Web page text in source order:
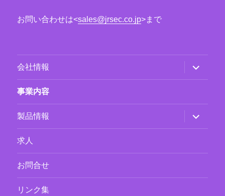
お問い合わせは<sales@jrsec.co.jp>まで
会社情報
ブ
メ
ー
を
展
開
事業内容
製品情報
ブ
メ
ー
開
求人
お問合せ
リンク集